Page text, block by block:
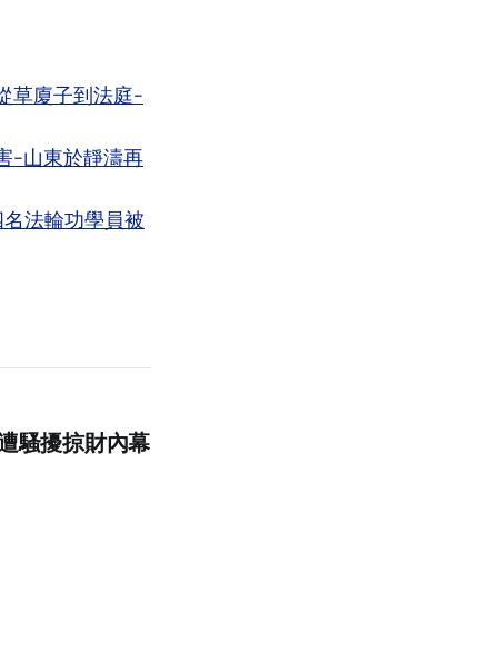
廈子到法庭-
山東於靜濤再
法輪功學員被
騷擾掠財內幕